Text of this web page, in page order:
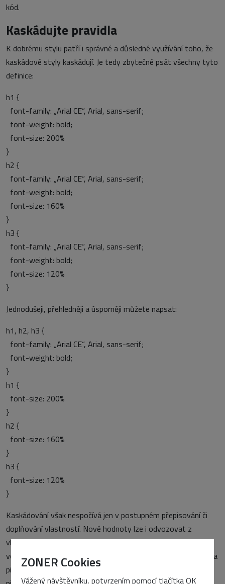
ZONER Cookies
Vážený návštěvníku, potvrzením pomocí tlačítka OK
kód.
Kaskádujte pravidla
K dobrému stylu patří i správné a důsledné využívání toho, že
kaskádové styly kaskádují. Je tedy zbytečné psát všechny tyto
definice:
h1 {
font-family: „Arial CE“, Arial, sans-serif;
font-weight: bold;
font-size: 200%
}
h2 {
font-family: „Arial CE“, Arial, sans-serif;
font-weight: bold;
font-size: 160%
}
h3 {
font-family: „Arial CE“, Arial, sans-serif;
font-weight: bold;
font-size: 120%
}
Jednodušeji, přehledněji a úsporněji můžete napsat:
h1, h2, h3 {
font-family: „Arial CE“, Arial, sans-serif;
font-weight: bold;
}
h1 {
font-size: 200%
}
h2 {
font-size: 160%
}
h3 {
font-size: 120%
}
Kaskádování však nespočívá jen v postupném přepisování či
doplňování vlastností. Nové hodnoty lze i odvozovat z
vlastností rodičovských. Můžete tak kaskádovat třeba
velikost písma. Používáte-li například pro určení velikosti písma
pixely, deklarujte v pixelech velikost jen jednou pro základní